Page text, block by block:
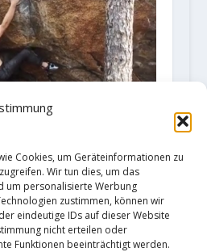
Cookies, um Geräteinformationen zu
Wir tun dies, um das
um personalisierte Werbung
zustimmen, können wir
eindeutige IDs auf dieser Website
nicht erteilen oder
Funktionen beeinträchtigt werden.
sends "The
(8C)